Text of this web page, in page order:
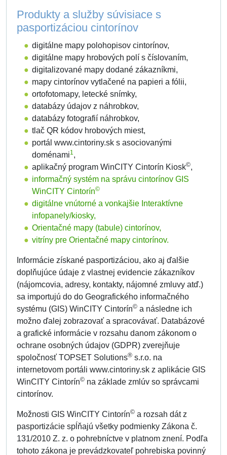
Produkty a služby súvisiace s
pasportizáciou cintorínov
digitálne mapy polohopisov cintorínov,
digitálne mapy hrobových polí s číslovaním,
digitalizované mapy dodané zákazníkmi,
mapy cintorínov vytlačené na papieri a fólii,
ortofotomapy, letecké snímky,
databázy údajov z náhrobkov,
databázy fotografií náhrobkov,
tlač QR kódov hrobových miest,
portál www.cintoriny.sk s asociovanými
doménami1,
aplikačný program WinCITY Cintorín Kiosk©,
informačný systém na správu cintorínov GIS
WinCITY Cintorín©
digitálne vnútorné a vonkajšie Interaktívne
infopanely/kiosky,
Orientačné mapy (tabule) cintorínov,
vitríny pre Orientačné mapy cintorínov.
Informácie získané pasportizáciou, ako aj ďalšie
doplňujúce údaje z vlastnej evidencie zákazníkov
(nájomcovia, adresy, kontakty, nájomné zmluvy atď.)
sa importujú do do Geografického informačného
systému (GIS) WinCITY Cintorín© a následne ich
možno ďalej zobrazovať a spracovávať. Databázové
a grafické informácie v rozsahu danom zákonom o
ochrane osobných údajov (GDPR) zverejňuje
spoločnosť TOPSET Solutions® s.r.o. na
internetovom portáli www.cintoriny.sk z aplikácie GIS
WinCITY Cintorín© na základe zmlúv so správcami
cintorínov.
Možnosti GIS WinCITY Cintorín© a rozsah dát z
pasportizácie spĺňajú všetky podmienky Zákona č.
131/2010 Z. z. o pohrebníctve v platnom znení. Podľa
tohoto zákona je prevádzkovateľ pohrebiska povinný